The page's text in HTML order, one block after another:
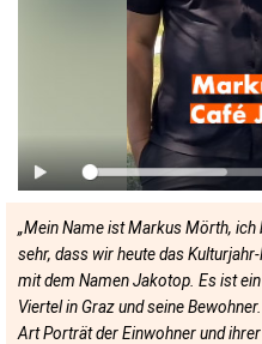
„Mein Name ist Markus Mörth,
sehr, dass wir heute das
mit dem Namen Jakotop. Es ist
Viertel in Graz und seine
Art Porträt der Einwohner und